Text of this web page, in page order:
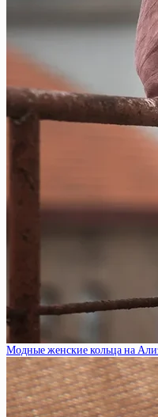
Модные женские кольца на